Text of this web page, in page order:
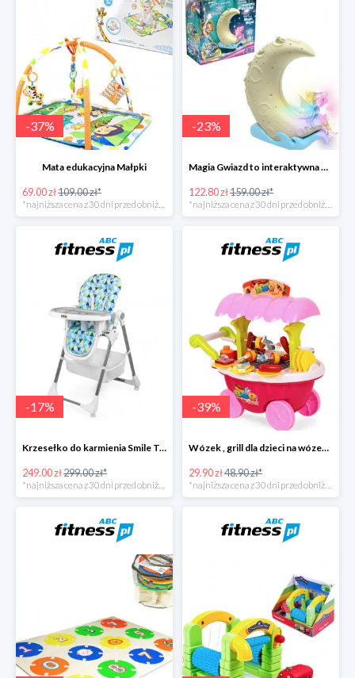
-37%
Mata edukacyjna Małpki
69.00 zł109.00 zł*
-23%
Magia Gwiazd to interaktywna gra od Epee
122.80 zł159.00 zł*
-17%
Krzesełko do karmienia Smile Trójkąty
249.00 zł299.00 zł*
*najniższa cena z 30 dni przed obniżką
-39%
Wózek , grill dla dzieci na wózeczku
29.90 zł48.90 zł*
*najniższa cena z 30 dni przed obniżką